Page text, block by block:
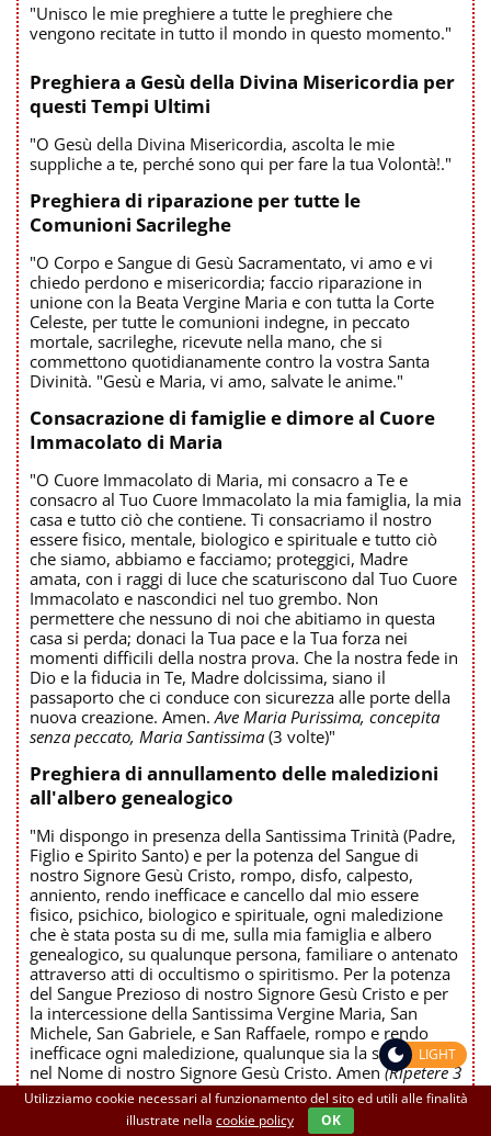
"Unisco le mie preghiere a tutte le preghiere che
vengono recitate in tutto il mondo in questo momento."
Preghiera a Gesù della Divina Misericordia per
questi Tempi Ultimi
"O Gesù della Divina Misericordia, ascolta le mie
suppliche a te, perché sono qui per fare la tua Volontà!."
Preghiera di riparazione per tutte le
Comunioni Sacrileghe
"O Corpo e Sangue di Gesù Sacramentato, vi amo e vi
chiedo perdono e misericordia; faccio riparazione in
unione con la Beata Vergine Maria e con tutta la Corte
Celeste, per tutte le comunioni indegne, in peccato
mortale, sacrileghe, ricevute nella mano, che si
commettono quotidianamente contro la vostra Santa
Divinità. "Gesù e Maria, vi amo, salvate le anime."
Consacrazione di famiglie e dimore al Cuore
Immacolato di Maria
"O Cuore Immacolato di Maria, mi consacro a Te e
consacro al Tuo Cuore Immacolato la mia famiglia, la mia
casa e tutto ciò che contiene. Ti consacriamo il nostro
essere fisico, mentale, biologico e spirituale e tutto ciò
che siamo, abbiamo e facciamo; proteggici, Madre
amata, con i raggi di luce che scaturiscono dal Tuo Cuore
Immacolato e nascondici nel tuo grembo. Non
permettere che nessuno di noi che abitiamo in questa
casa si perda; donaci la Tua pace e la Tua forza nei
momenti difficili della nostra prova. Che la nostra fede in
Dio e la fiducia in Te, Madre dolcissima, siano il
passaporto che ci conduce con sicurezza alle porte della
nuova creazione. Amen. Ave Maria Purissima, concepita
senza peccato, Maria Santissima (3 volte)"
Preghiera di annullamento delle maledizioni
all'albero genealogico
"Mi dispongo in presenza della Santissima Trinità (Padre,
Figlio e Spirito Santo) e per la potenza del Sangue di
nostro Signore Gesù Cristo, rompo, disfo, calpesto,
anniento, rendo inefficace e cancello dal mio essere
fisico, psichico, biologico e spirituale, ogni maledizione
che è stata posta su di me, sulla mia famiglia e albero
genealogico, su qualunque persona, familiare o antenato
attraverso atti di occultismo o spiritismo. Per la potenza
del Sangue Prezioso di nostro Signore Gesù Cristo e per
la intercessione della Santissima Vergine Maria, San
Michele, San Gabriele, e San Raffaele, rompo e rendo
inefficace ogni maledizione, qualunque sia la sua natura,
nel Nome di nostro Signore Gesù Cristo. Amen(Ripetere 3
volte la preghiera)"
Utilizziamo cookie necessari al funzionamento del sito ed utili alle finalità
illustrate nella cookie policy OK
LIGHT